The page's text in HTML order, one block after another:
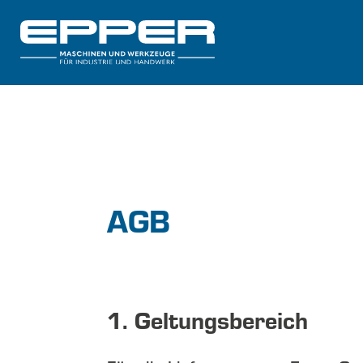
AGB
1. Geltungsbereich